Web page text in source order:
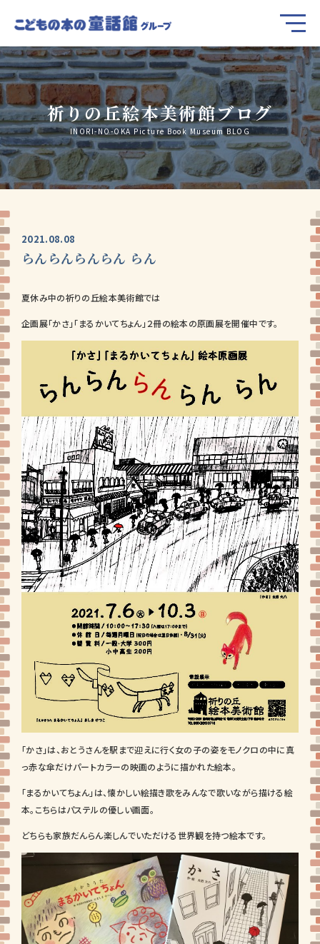
祈りの丘絵本美術館ブログ
INORI-NO-OKA Picture Book Museum BLOG
2021.08.08
らんらんらんらん らん
夏休み中の祈りの丘絵本美術館では
企画展「かさ」「まるかいてちょん」２冊の絵本の原画展を開催中です。
「かさ」は、おとうさんを駅まで迎えに行く女の子の姿をモノクロの中に真
っ赤な傘だけパートカラーの映画のように描かれた絵本。
「まるかいてちょん」は、懐かしい絵描き歌をみんなで歌いながら描ける絵
本。こちらはパステルの優しい画面。
どちらも家族だんらん楽しんでいただける世界観を持つ絵本です。